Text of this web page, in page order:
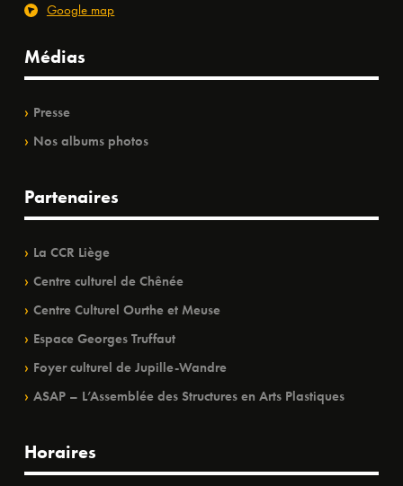
Google map
Médias
Presse
Nos albums photos
Partenaires
La CCR Liège
Centre culturel de Chênée
Centre Culturel Ourthe et Meuse
Espace Georges Truffaut
Foyer culturel de Jupille-Wandre
ASAP – L’Assemblée des Structures en Arts Plastiques
Horaires